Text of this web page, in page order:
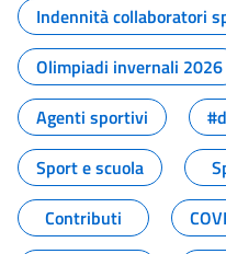
Indennità collaboratori
Olimpiadi invernali 2026
Agenti sportivi
Sport e scuola
Contributi